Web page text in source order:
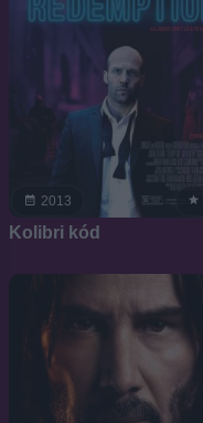
2013
Kolibri kód